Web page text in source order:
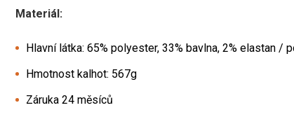
Materiál:
Hlavní látka: 65% polyester, 33% bavlna, 2% elastan /
Hmotnost kalhot: 567g
Záruka 24 měsíců